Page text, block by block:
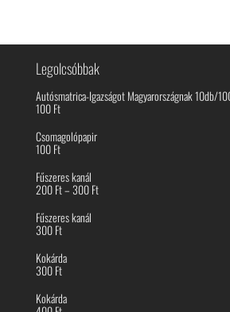
Legolcsóbbak
Autósmatrica-Igazságot Magyarországnak 10db/
100Ft
Csomagolópapir
100Ft
Fűszeres kanál
200Ft–300FtÁrtartomány:
Fűszeres kanál
300Ft
Kokárda
300Ft
Kokárda